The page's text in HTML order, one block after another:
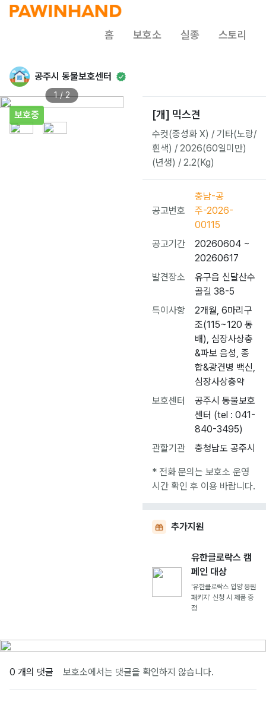
홈 보호소 실종 스토리
공주시 동물보호센터
보호중
1 / 2
[개] 믹스견
수컷(중성화 X) / 기타(노랑/
흰색) / 2026(60일미만)
(년생) / 2.2(Kg)
공고번호
충남-공
주-2026-
00115
공고기간
20260604 ~
20260617
발견장소
유구읍 신달산수
골길 38-5
특이사항
2개월, 6마리구
조(115~120 동
배), 심장사상충
&파보 음성, 종
합&광견병 백신,
심장사상충약
보호센터
공주시 동물보호
센터 (tel : 041-
840-3495)
관할기관
충청남도 공주시
* 전화 문의는 보호소 운영
시간 확인 후 이용 바랍니다.
추가지원
유한클로락스 캠
페인 대상
'유한클로락스 입양 응원
패키지' 신청 시 제품 증
정
0 개의 댓글 보호소에서는 댓글을 확인하지 않습니다.